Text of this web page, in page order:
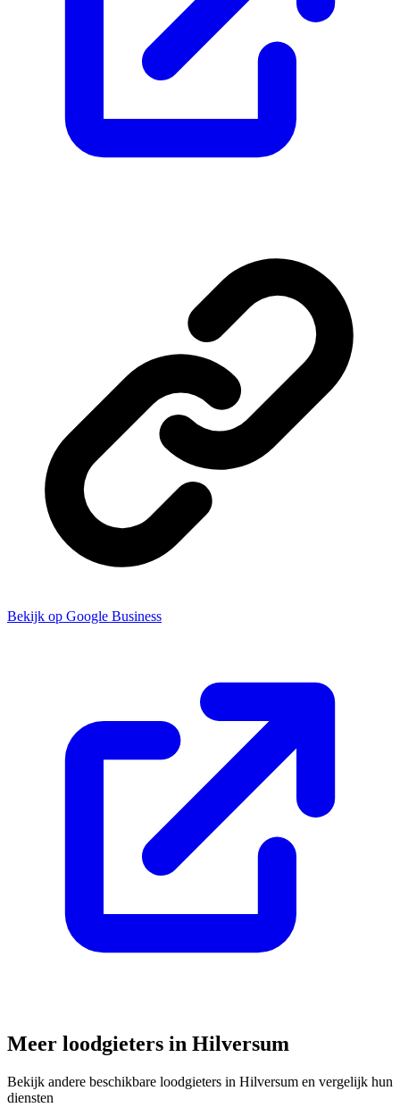
Bekijk op Google Business
Meer loodgieters in Hilversum
Bekijk andere beschikbare loodgieters in Hilversum en vergelijk hun
diensten